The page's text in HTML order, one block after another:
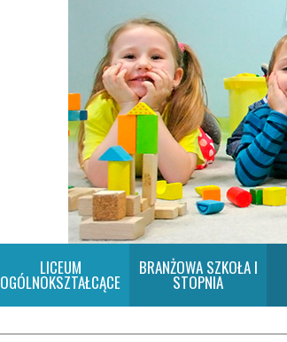
LICEUM
OGÓLNOKSZTAŁCĄCE
BRANŻOWA SZKOŁA I
STOPNIA